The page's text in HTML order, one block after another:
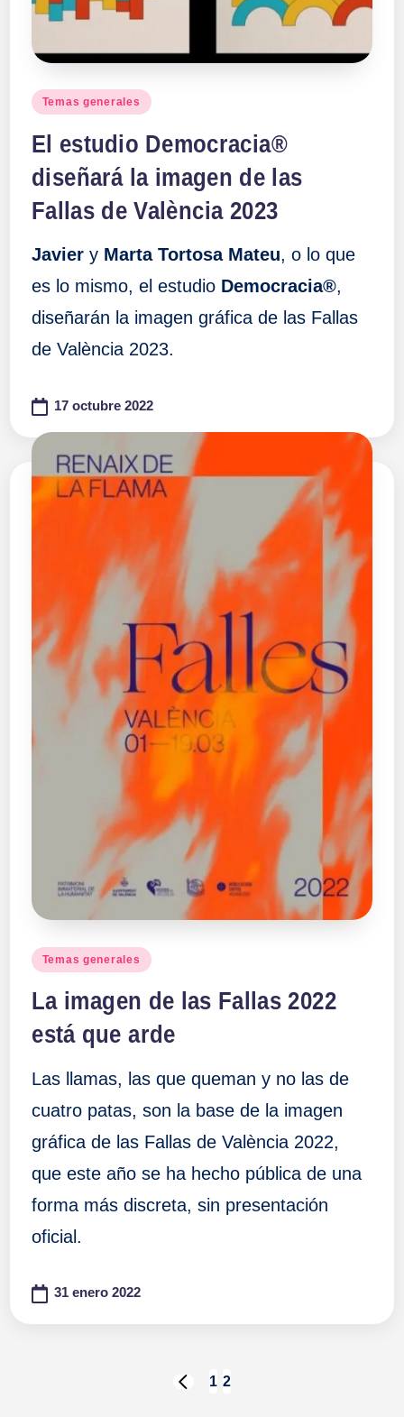
Publicado
Temas generales
El estudio Democracia®
diseñará la imagen de las
Fallas de València 2023
Javiery Marta Tortosa Mateu, o lo que
es lo mismo, el estudio Democracia®,
diseñarán la imagen gráfica de las Fallas
de València 2023.
17 octubre 2022
Publicado
Temas generales
La imagen de las Fallas 2022
está que arde
Las llamas, las que queman y no las de
cuatro patas, son la base de la imagen
gráfica de las Fallas de València 2022,
que este año se ha hecho pública de una
forma más discreta, sin presentación
oficial.
31 enero 2022
PaginaciónPÁGINA
1 2